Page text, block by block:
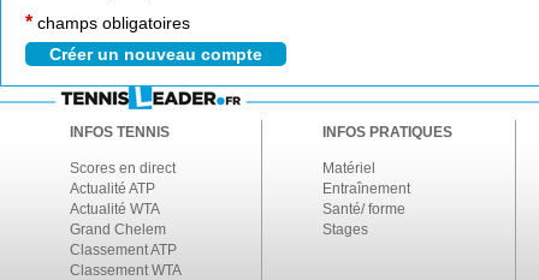
* champs obligatoires
INFOS TENNIS
Scores en direct
Actualité ATP
Actualité WTA
Grand Chelem
Classement ATP
Classement WTA
INFOS PRATIQUES
Matériel
Entraînement
Santé/ forme
Stages